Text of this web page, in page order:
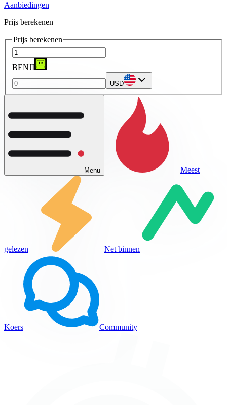
Aanbiedingen
Prijs berekenen
Prijs berekenen
BENJI
USD
Menu Meest
gelezen Net binnen
Koers Community